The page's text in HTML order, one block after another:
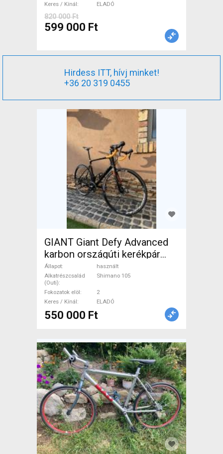
Keres / Kínál
ELADÓ
820 000 Ft
599 000 Ft
Hirdess ITT, hívj minket!
+36 20 319 0455
GIANT Giant Defy Advanced
karbon országúti kerékpár
Országúti Shimano 105
tárcsafék használt ELADÓ
Állapot
használt
Alkatrészcsalád
(Outi)
Shimano 105
Fokozatok elöl
2
Keres / Kínál
ELADÓ
550 000 Ft